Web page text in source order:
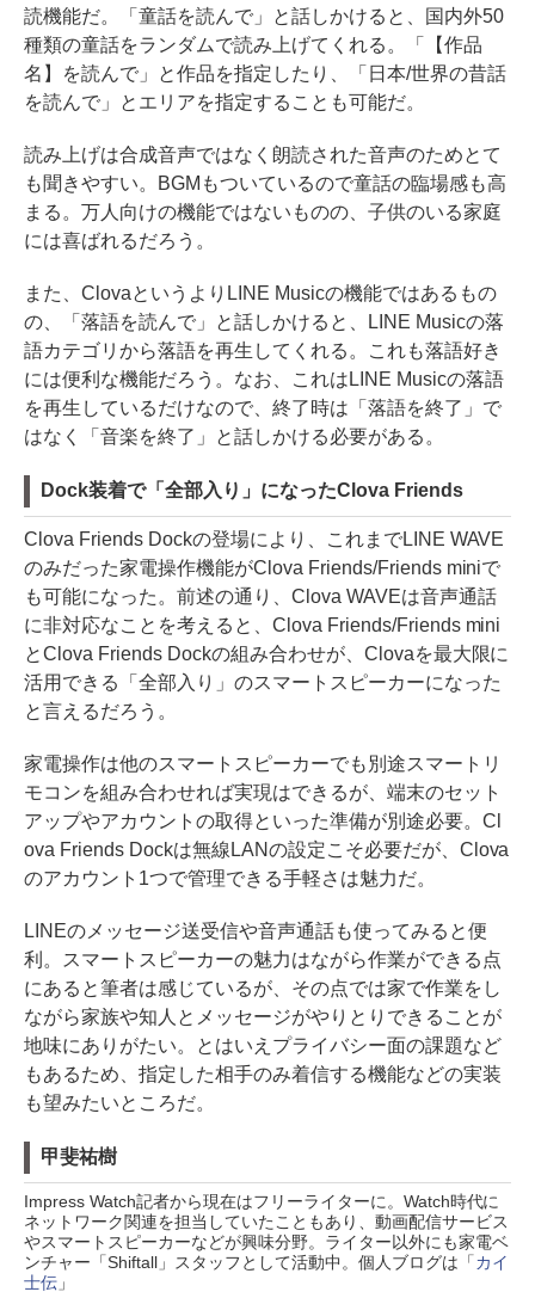
読機能だ。「童話を読んで」と話しかけると、国内外50
種類の童話をランダムで読み上げてくれる。「【作品
名】を読んで」と作品を指定したり、「日本/世界の昔話
を読んで」とエリアを指定することも可能だ。
読み上げは合成音声ではなく朗読された音声のためとて
も聞きやすい。BGMもついているので童話の臨場感も高
まる。万人向けの機能ではないものの、子供のいる家庭
には喜ばれるだろう。
また、ClovaというよりLINE Musicの機能ではあるもの
の、「落語を読んで」と話しかけると、LINE Musicの落
語カテゴリから落語を再生してくれる。これも落語好き
には便利な機能だろう。なお、これはLINE Musicの落語
を再生しているだけなので、終了時は「落語を終了」で
はなく「音楽を終了」と話しかける必要がある。
Dock装着で「全部入り」になったClova Friends
Clova Friends Dockの登場により、これまでLINE WAVE
のみだった家電操作機能がClova Friends/Friends miniで
も可能になった。前述の通り、Clova WAVEは音声通話
に非対応なことを考えると、Clova Friends/Friends mini
とClova Friends Dockの組み合わせが、Clovaを最大限に
活用できる「全部入り」のスマートスピーカーになった
と言えるだろう。
家電操作は他のスマートスピーカーでも別途スマートリ
モコンを組み合わせれば実現はできるが、端末のセット
アップやアカウントの取得といった準備が別途必要。Cl
ova Friends Dockは無線LANの設定こそ必要だが、Clova
のアカウント1つで管理できる手軽さは魅力だ。
LINEのメッセージ送受信や音声通話も使ってみると便
利。スマートスピーカーの魅力はながら作業ができる点
にあると筆者は感じているが、その点では家で作業をし
ながら家族や知人とメッセージがやりとりできることが
地味にありがたい。とはいえプライバシー面の課題など
もあるため、指定した相手のみ着信する機能などの実装
も望みたいところだ。
甲斐祐樹
Impress Watch記者から現在はフリーライターに。Watch時代に
ネットワーク関連を担当していたこともあり、動画配信サービス
やスマートスピーカーなどが興味分野。ライター以外にも家電ベ
ンチャー「Shiftall」スタッフとして活動中。個人ブログは「カイ
士伝」